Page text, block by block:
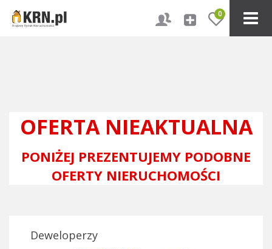
0
OFERTA NIEAKTUALNA
PONIŻEJ PREZENTUJEMY PODOBNE
OFERTY NIERUCHOMOŚCI
Deweloperzy